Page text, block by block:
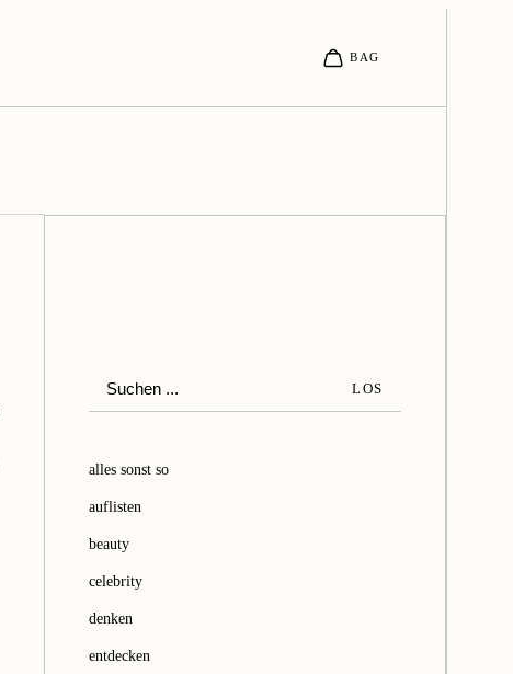
u
h
LOS
alles sonst so
auflisten
beauty
celebrity
denken
entdecken